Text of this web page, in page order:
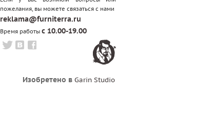
пожелания, вы можете связаться с нами
reklama@furniterra.ru
Время работы с 10.00-19.00
Изобретено в Garin Studio